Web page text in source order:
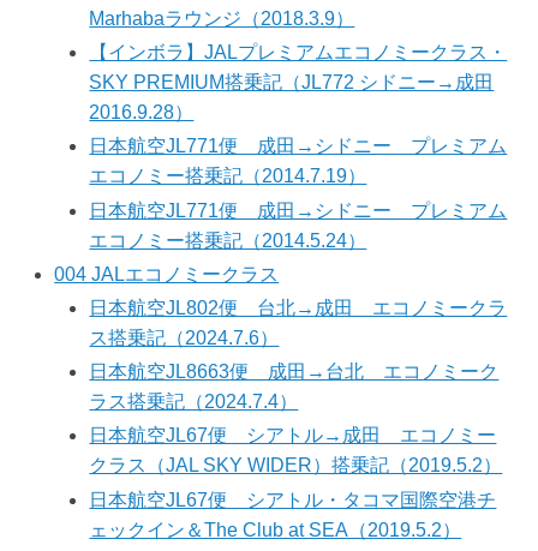
Marhabaラウンジ（2018.3.9）
【インボラ】JALプレミアムエコノミークラス・
SKY PREMIUM搭乗記（JL772 シドニー→成田
2016.9.28）
日本航空JL771便 成田→シドニー プレミアム
エコノミー搭乗記（2014.7.19）
日本航空JL771便 成田→シドニー プレミアム
エコノミー搭乗記（2014.5.24）
004 JALエコノミークラス
日本航空JL802便 台北→成田 エコノミークラ
ス搭乗記（2024.7.6）
日本航空JL8663便 成田→台北 エコノミーク
ラス搭乗記（2024.7.4）
日本航空JL67便 シアトル→成田 エコノミー
クラス（JAL SKY WIDER）搭乗記（2019.5.2）
日本航空JL67便 シアトル・タコマ国際空港チ
ェックイン＆The Club at SEA（2019.5.2）